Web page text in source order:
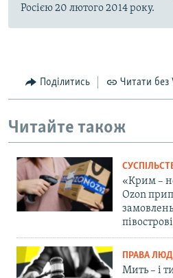
Росією 20 лютого 2014 року.
Поділитись Читати без
Читайте також
«Крим –
Ozon
півострові
ПРАВА
Мить – і